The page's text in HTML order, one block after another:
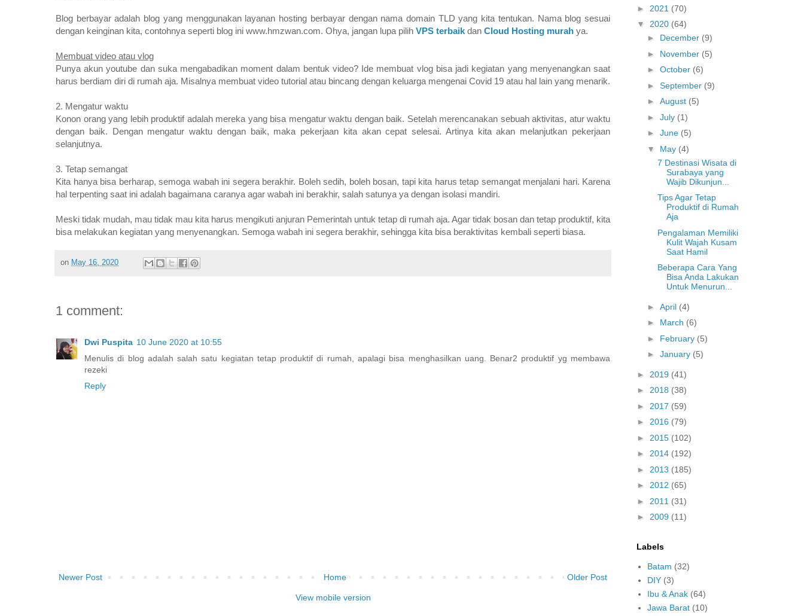
Blog berbayar adalah blog yang menggunakan layanan hosting berbayar dengan nama domain TLD yang kita tentukan. Nama blog sesuai
dengan keinginan kita, contohnya seperti blog ini www.hmzwan.com. Ohya, jangan lupa pilih VPS terbaik dan Cloud Hosting murah ya.
Membuat video atau vlog
Punya akun youtube dan suka mengabadikan moment dalam bentuk video? Ide membuat vlog bisa jadi kegiatan yang menyenangkan saat
harus berdiam diri di rumah aja. Misalnya membuat video tutorial atau bincang dengan keluarga mengenai Covid 19 atau hal lain yang menarik.
2. Mengatur waktu
Konon orang yang lebih produktif adalah mereka yang bisa mengatur waktu dengan baik. Setelah merencanakan sebuah aktivitas, atur waktu
dengan baik. Dengan mengatur waktu dengan baik, maka pekerjaan kita akan cepat selesai. Artinya kita akan melanjutkan pekerjaan
selanjutnya.
3. Tetap semangat
Kita hanya bisa berharap, semoga wabah ini segera berakhir. Boleh sedih, boleh bosan, tapi kita harus tetap semangat menjalani hari. Karena
hal terpenting saat ini adalah bagaimana caranya agar wabah ini berakhir, salah satunya ya dengan isolasi mandiri.
Meski tidak mudah, mau tidak mau kita harus mengikuti anjuran Pemerintah untuk tetap di rumah aja. Agar tidak bosan dan tetap produktif, kita
bisa melakukan kegiatan yang menyenangkan. Semoga wabah ini segera berakhir, sehingga kita bisa beraktivitas kembali seperti biasa.
on May 16, 2020
1 comment:
Dwi Puspita 10 June 2020 at 10:55
Menulis di blog adalah salah satu kegiatan tetap produktif di rumah, apalagi bisa menghasilkan uang. Benar2 produktif yg membawa
rezeki
Reply
Newer Post Older Post
Home
View mobile version
► 2021 (70)
▼ 2020 (64)
► December (9)
► November (5)
► October (6)
► September (9)
► August (5)
► July (1)
► June (5)
▼ May (4)
7 Destinasi Wisata di
Surabaya yang
Wajib Dikunjun...
Tips Agar Tetap
Produktif di Rumah
Aja
Pengalaman Memiliki
Kulit Wajah Kusam
Saat Hamil
Beberapa Cara Yang
Bisa Anda Lakukan
Untuk Menurun...
► April (4)
► March (6)
► February (5)
► January (5)
► 2019 (41)
► 2018 (38)
► 2017 (59)
► 2016 (79)
► 2015 (102)
► 2014 (192)
► 2013 (185)
► 2012 (65)
► 2011 (31)
► 2009 (11)
Labels
Batam (32)
DIY (3)
Ibu & Anak (64)
Jawa Barat (10)